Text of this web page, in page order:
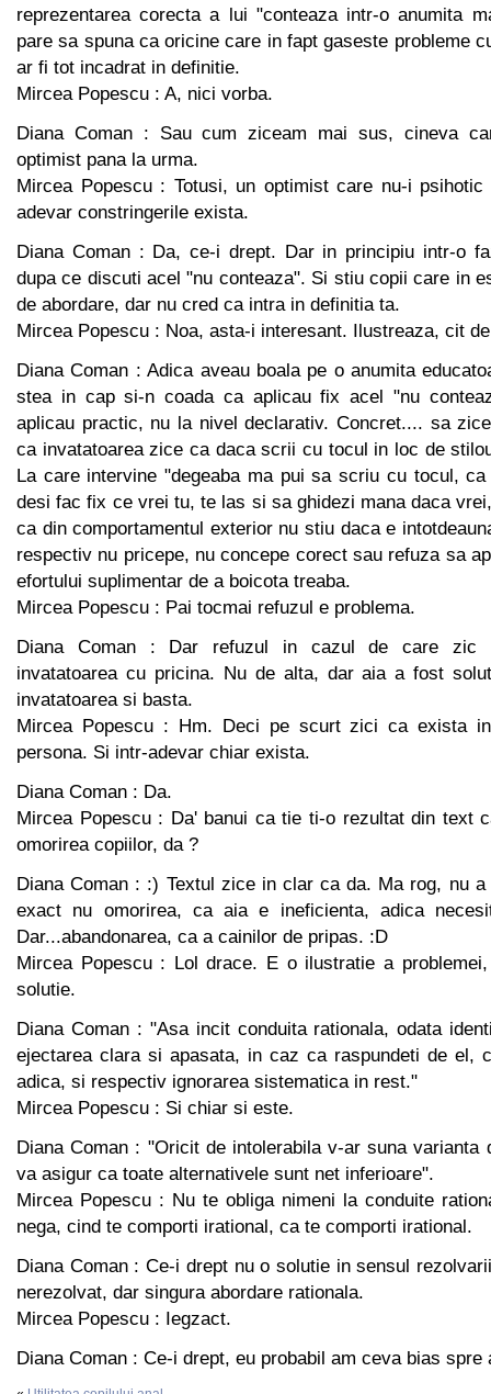
reprezentarea corecta a lui "conteaza intr-o anumita
pare sa spuna ca oricine care in fapt gaseste probleme
ar fi tot incadrat in definitie.
Mircea Popescu : A, nici vorba.
Diana Coman : Sau cum ziceam mai sus, cineva
optimist pana la urma.
Mircea Popescu : Totusi, un optimist care nu-i
adevar constringerile exista.
Diana Coman : Da, ce-i drept. Dar in principiu intr-o
dupa ce discuti acel "nu conteaza". Si stiu copii care in
de abordare, dar nu cred ca intra in definitia ta.
Mircea Popescu : Noa, asta-i interesant. Ilustreaza, cit
Diana Coman : Adica aveau boala pe o anumita
stea in cap si-n coada ca aplicau fix acel "nu
aplicau practic, nu la nivel declarativ. Concret.... sa
ca invatatoarea zice ca daca scrii cu tocul in loc de
La care intervine "degeaba ma pui sa scriu cu tocul,
desi fac fix ce vrei tu, te las si sa ghidezi mana daca
ca din comportamentul exterior nu stiu daca e
respectiv nu pricepe, nu concepe corect sau refuza sa
efortului suplimentar de a boicota treaba.
Mircea Popescu : Pai tocmai refuzul e problema.
Diana Coman : Dar refuzul in cazul de care zic
invatatoarea cu pricina. Nu de alta, dar aia a fost
invatatoarea si basta.
Mircea Popescu : Hm. Deci pe scurt zici ca exista
persona. Si intr-adevar chiar exista.
Diana Coman : Da.
Mircea Popescu : Da' banui ca tie ti-o rezultat din text
omorirea copiilor, da ?
Diana Coman : :) Textul zice in clar ca da. Ma rog, nu
exact nu omorirea, ca aia e ineficienta, adica
Dar...abandonarea, ca a cainilor de pripas. :D
Mircea Popescu : Lol drace. E o ilustratie a
solutie.
Diana Coman : "Asa incit conduita rationala, odata
ejectarea clara si apasata, in caz ca raspundeti de el,
adica, si respectiv ignorarea sistematica in rest."
Mircea Popescu : Si chiar si este.
Diana Coman : "Oricit de intolerabila v-ar suna varianta
va asigur ca toate alternativele sunt net inferioare".
Mircea Popescu : Nu te obliga nimeni la conduite
nega, cind te comporti irational, ca te comporti irational.
Diana Coman : Ce-i drept nu o solutie in sensul
nerezolvat, dar singura abordare rationala.
Mircea Popescu : Iegzact.
Diana Coman : Ce-i drept, eu probabil am ceva bias spre